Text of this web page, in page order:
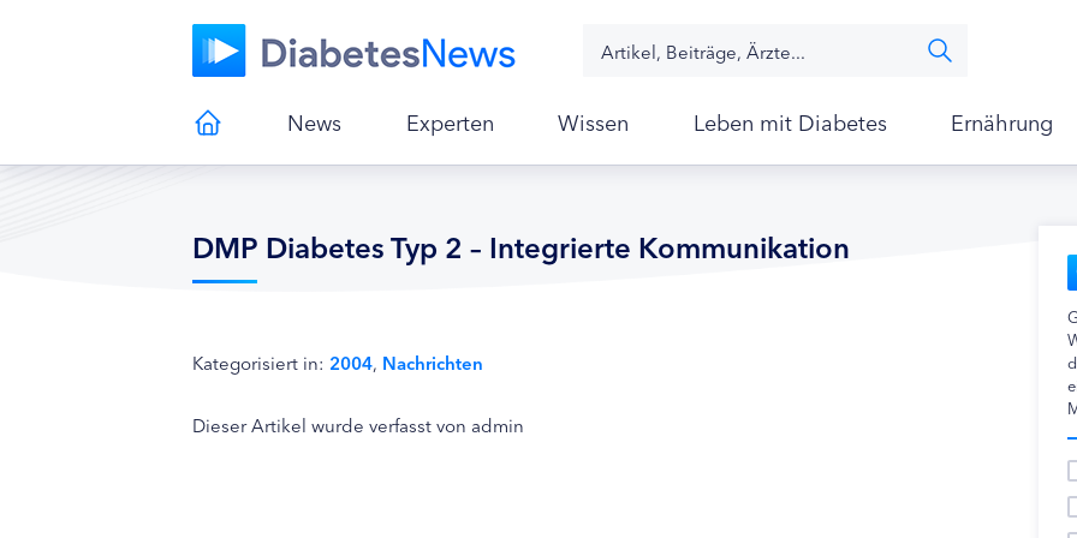
News Experten Wissen Leben mit Diabetes Ernährung
DMP Diabetes Typ 2 – Integrierte Kommunikation
Kategorisiert in: 2004, Nachrichten
Dieser Artikel wurde verfasst von admin